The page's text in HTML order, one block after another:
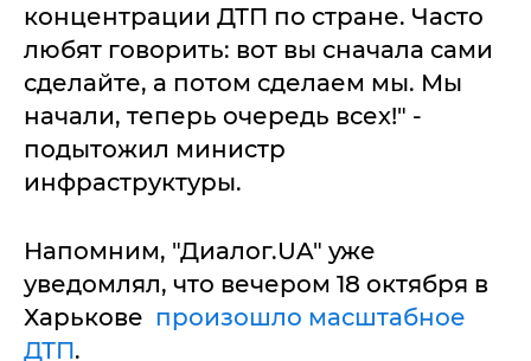
концентрации ДТП по стране. Часто
любят говорить: вот вы сначала сами
сделайте, а потом сделаем мы. Мы
начали, теперь очередь всех!" -
подытожил министр
инфраструктуры.
Напомним, "Диалог.UA" уже
уведомлял, что вечером 18 октября в
Харькове произошло масштабное
ДТП.